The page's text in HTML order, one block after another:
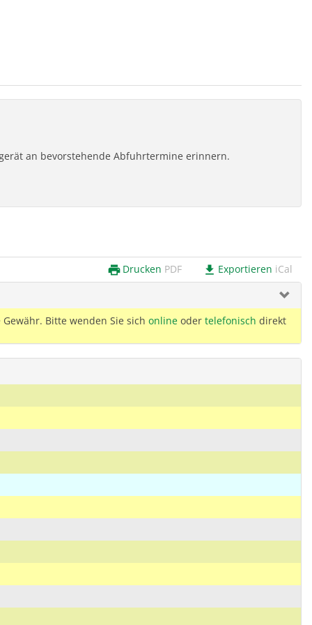
an bevorstehende Abfuhrtermine erinnern.
print Drucken PDF download Exportieren iCal
Bitte wenden Sie sich onlineoder telefonisch direkt